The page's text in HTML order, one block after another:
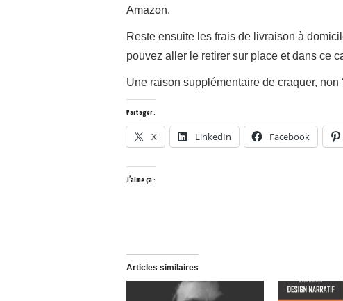
Amazon.
Reste ensuite les frais de livraison à
pouvez aller le retirer sur place et dans ce
Une raison supplémentaire de craquer, non
Partager :
X LinkedIn Facebook
J’aime ça :
Articles similaires